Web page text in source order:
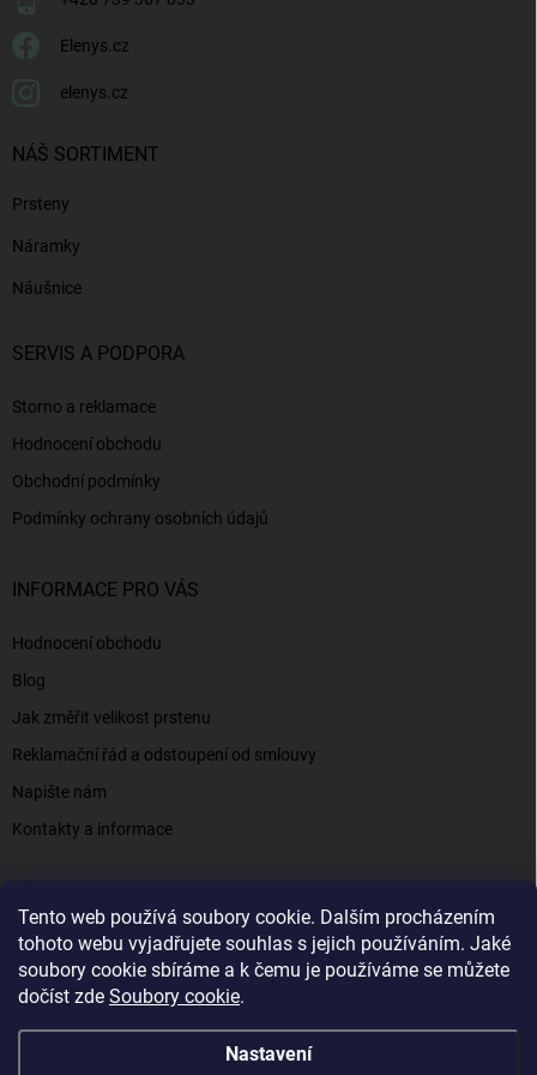
Tento web používá soubory cookie. Dalším procházením
tohoto webu vyjadřujete souhlas s jejich používáním. Jaké
soubory cookie sbíráme a k čemu je používáme se můžete
dočíst zde Soubory cookie.
Nastavení
Elenys.cz
elenys.cz
NÁŠ SORTIMENT
Prsteny
Náramky
Náušnice
SERVIS A PODPORA
Storno a reklamace
Hodnocení obchodu
Obchodní podmínky
Podmínky ochrany osobních údajů
INFORMACE PRO VÁS
Hodnocení obchodu
Blog
Jak změřit velikost prstenu
Reklamační řád a odstoupení od smlouvy
Napište nám
Kontakty a informace
Elenys.cz - šperky, kterým věříte už od roku 2016
Vytvořil Shoptet